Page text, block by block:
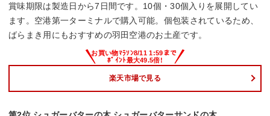
賞味期限は製造日から7日間です。10個・30個入りを展開してい
ます。空港第一ターミナルで購入可能。個包装されているため、
ばらまき用にもおすすめの羽田空港のお土産です。
楽天市場で見る